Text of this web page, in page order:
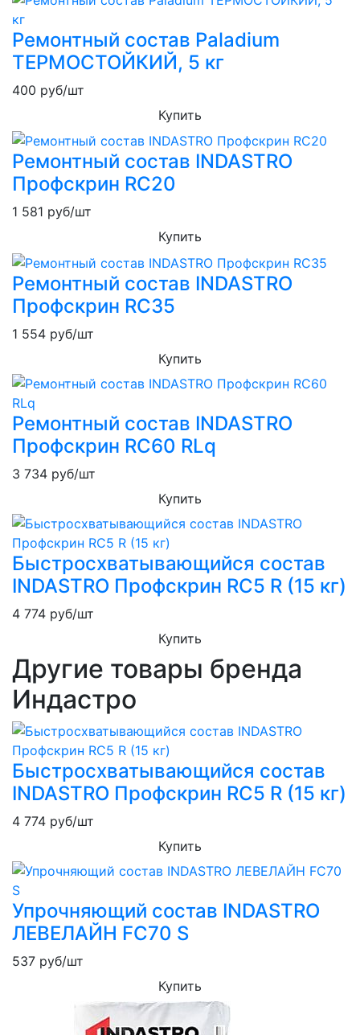
Ремонтный состав Paladium
ТЕРМОСТОЙКИЙ, 5 кг
400 руб/шт
Купить
Ремонтный состав INDASTRO
Профскрин RC20
1 581 руб/шт
Купить
Ремонтный состав INDASTRO
Профскрин RC35
1 554 руб/шт
Купить
Ремонтный состав INDASTRO
Профскрин RC60 RLq
3 734 руб/шт
Купить
Быстросхватывающийся состав
INDASTRO Профскрин RC5 R (15 кг)
4 774 руб/шт
Купить
Другие товары бренда
Индастро
Быстросхватывающийся состав
INDASTRO Профскрин RC5 R (15 кг)
4 774 руб/шт
Купить
Упрочняющий состав INDASTRO
ЛЕВЕЛАЙН FC70 S
537 руб/шт
Купить